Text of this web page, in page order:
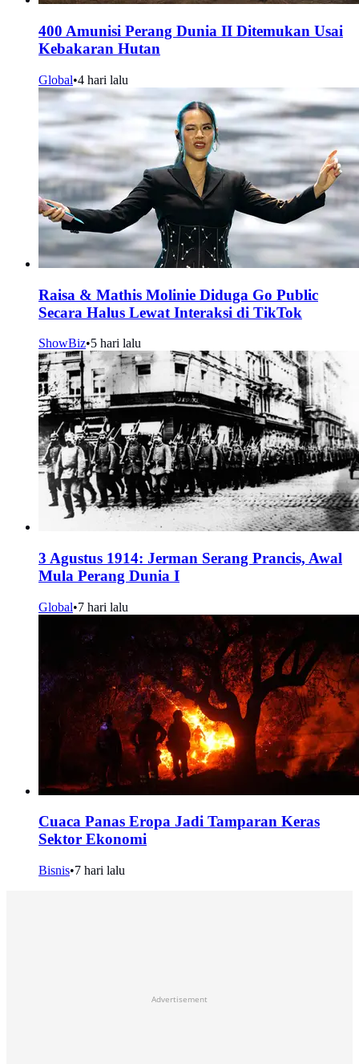
400 Amunisi Perang Dunia II Ditemukan Usai
Kebakaran Hutan
Global•4 hari lalu
Raisa & Mathis Molinie Diduga Go Public
Secara Halus Lewat Interaksi di TikTok
ShowBiz•5 hari lalu
3 Agustus 1914: Jerman Serang Prancis, Awal
Mula Perang Dunia I
Global•7 hari lalu
Cuaca Panas Eropa Jadi Tamparan Keras
Sektor Ekonomi
Bisnis•7 hari lalu
Advertisement